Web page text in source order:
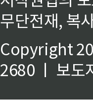
무단전재, 복
Copyright
2680 ㅣ 보